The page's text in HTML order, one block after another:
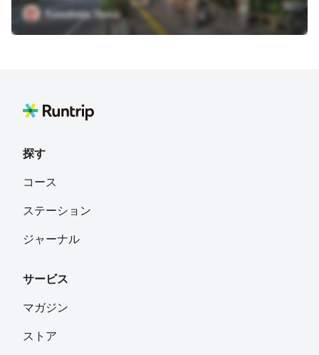
Kawabata Yasuo
探す
コース
ステーション
ジャーナル
サービス
マガジン
ストア